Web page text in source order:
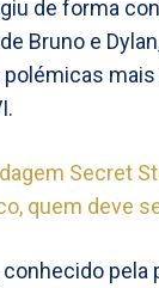
de forma
Bruno e
Secret
quem deve
pela